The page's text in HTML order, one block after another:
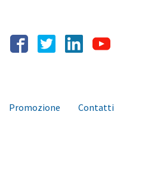
Promozione Contatti